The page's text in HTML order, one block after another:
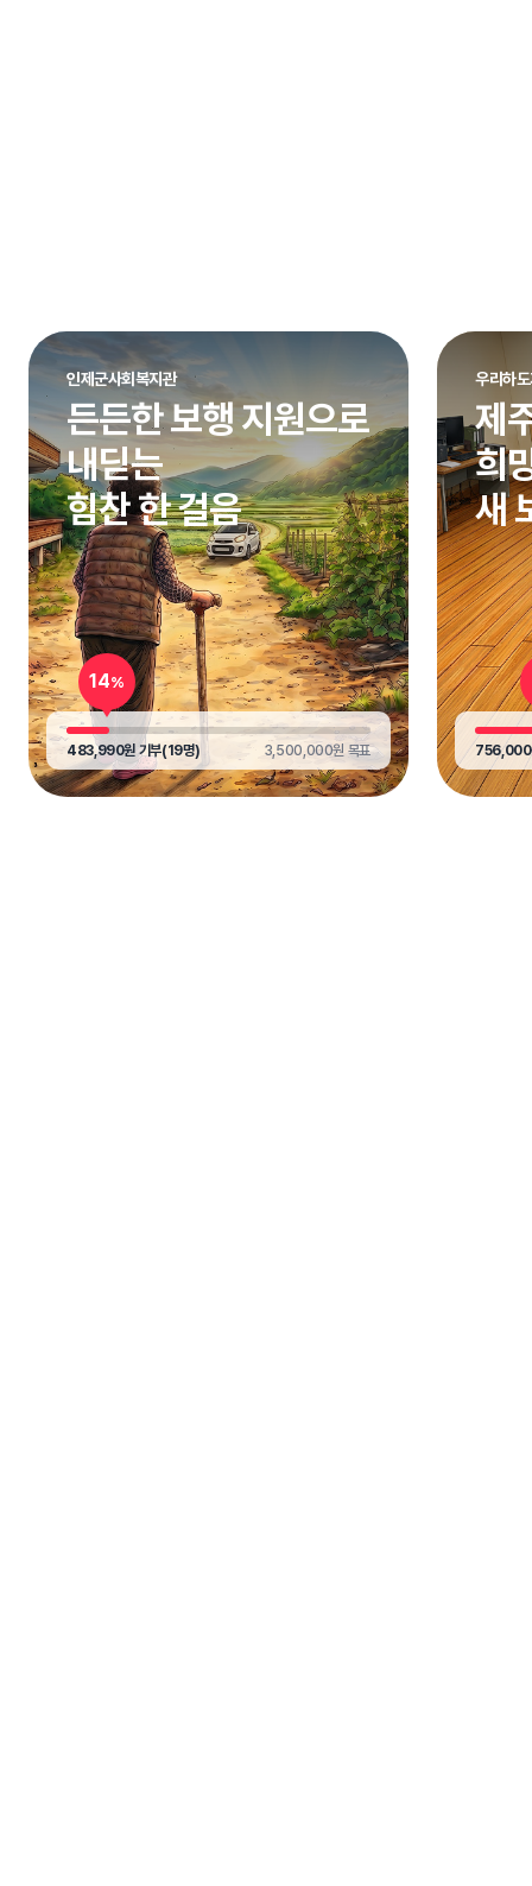
인제군사회복지관
든든한 보행 지원으로
내딛는
힘찬 한 걸음
현재 모금 진행률
14%
현재 금액
483,990원 기부(19명) 목표 금액
3,500,000원 목표
우리하
제
희
새
현재 금액
756,000